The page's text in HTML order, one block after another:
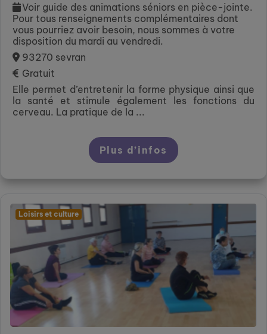
Voir guide des animations séniors en pièce-jointe.
Pour tous renseignements complémentaires dont
vous pourriez avoir besoin, nous sommes à votre
disposition du mardi au vendredi.
93270 sevran
Gratuit
Elle permet d’entretenir la forme physique ainsi que
la santé et stimule également les fonctions du
cerveau. La pratique de la ...
Plus d’infos
Loisirs et culture